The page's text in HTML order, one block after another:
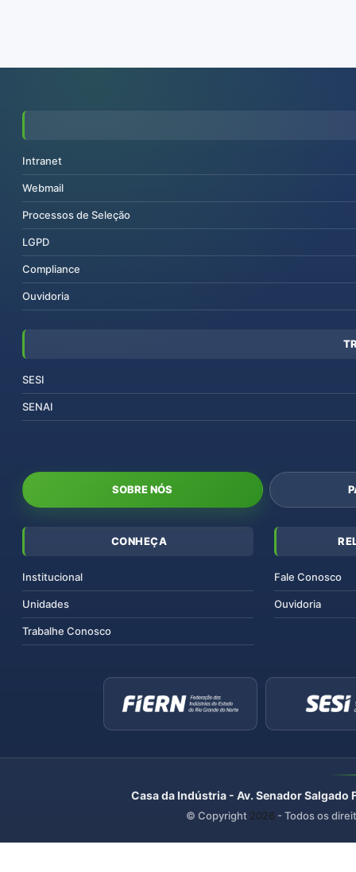
Intranet
Webmail
Processos de Seleção
LGPD
Compliance
Ouvidoria
SESI
SENAI
SOBRE NÓS
CONHEÇA
Institucional
Unidades
Trabalhe Conosco
Fale Conosco
Ouvidoria
Casa da Indústria - Av. Senador
© Copyright 2026 - Todos os